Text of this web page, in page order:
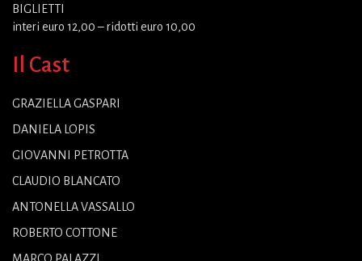
BIGLIETTI
interi euro 12,00 – ridotti euro 10,00
Il Cast
GRAZIELLA GASPARI
DANIELA LOPIS
GIOVANNI PETROTTA
CLAUDIO BLANCATO
ANTONELLA VASSALLO
ROBERTO COTTONE